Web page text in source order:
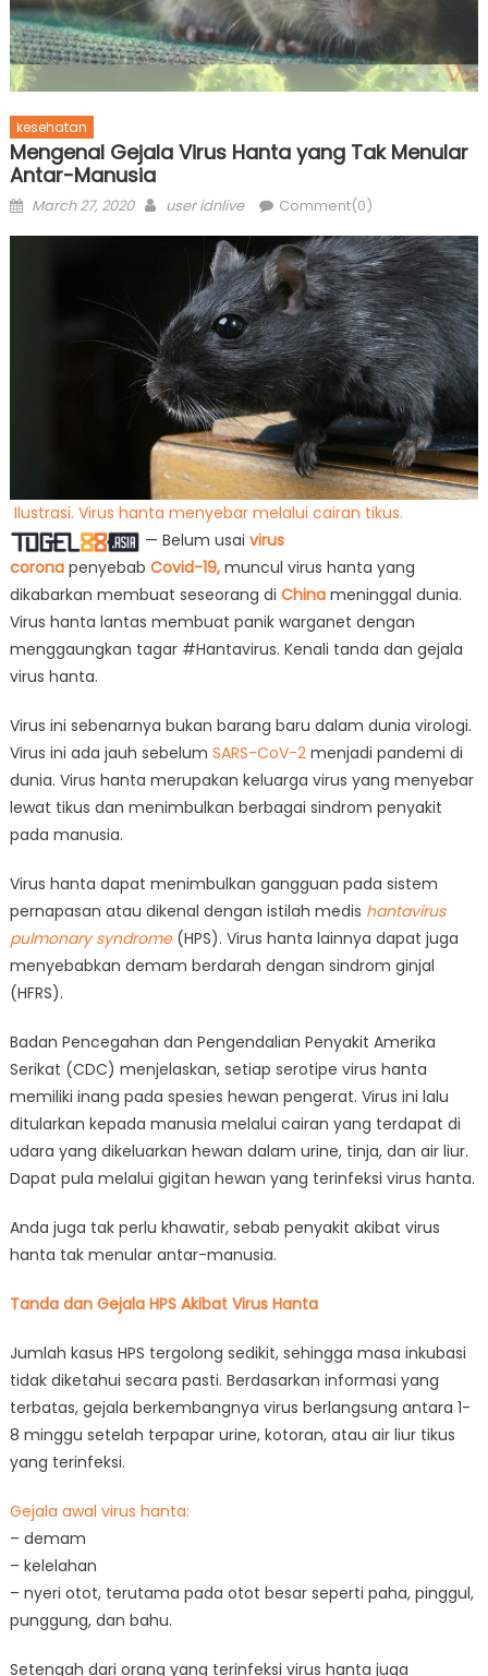
kesehatan
Mengenal Gejala Virus Hanta yang Tak Menular
Antar-Manusia
Posted
March 27, 2020 Author
user idnlive Comment(0)
Ilustrasi. Virus hanta menyebar melalui cairan tikus.
— Belum usai virus
coronapenyebab Covid-19,muncul virus hanta yang
dikabarkan membuat seseorang di China meninggal dunia.
Virus hanta lantas membuat panik warganet dengan
menggaungkan tagar #Hantavirus. Kenali tanda dan gejala
virus hanta.
Virus ini sebenarnya bukan barang baru dalam dunia virologi.
Virus ini ada jauh sebelum SARS-CoV-2menjadi pandemi di
dunia. Virus hanta merupakan keluarga virus yang menyebar
lewat tikus dan menimbulkan berbagai sindrom penyakit
pada manusia.
Virus hanta dapat menimbulkan gangguan pada sistem
pernapasan atau dikenal dengan istilah medis hantavirus
pulmonary syndrome(HPS). Virus hanta lainnya dapat juga
menyebabkan demam berdarah dengan sindrom ginjal
(HFRS).
Badan Pencegahan dan Pengendalian Penyakit Amerika
Serikat (CDC) menjelaskan, setiap serotipe virus hanta
memiliki inang pada spesies hewan pengerat. Virus ini lalu
ditularkan kepada manusia melalui cairan yang terdapat di
udara yang dikeluarkan hewan dalam urine, tinja, dan air liur.
Dapat pula melalui gigitan hewan yang terinfeksi virus hanta.
Anda juga tak perlu khawatir, sebab penyakit akibat virus
hanta tak menular antar-manusia.
Tanda dan Gejala HPS Akibat Virus Hanta
Jumlah kasus HPS tergolong sedikit, sehingga masa inkubasi
tidak diketahui secara pasti. Berdasarkan informasi yang
terbatas, gejala berkembangnya virus berlangsung antara 1-
8 minggu setelah terpapar urine, kotoran, atau air liur tikus
yang terinfeksi.
Gejala awal virus hanta:
– demam
– kelelahan
– nyeri otot, terutama pada otot besar seperti paha, pinggul,
punggung, dan bahu.
Setengah dari orang yang terinfeksi virus hanta juga